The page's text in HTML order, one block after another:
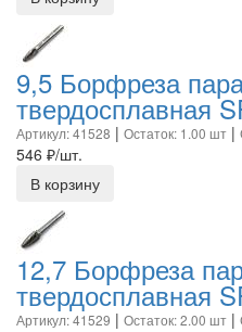
9,5 Борфреза
твердосплавная
Артикул: 41528 | Остаток: 1.00 шт |
546 ₽/шт.
В корзину
12,7 Борфреза
твердосплавная
Артикул: 41529 | Остаток: 2.00 шт |